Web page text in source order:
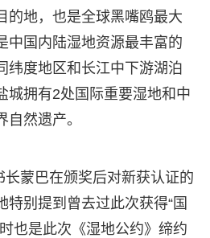
的地，也是全球黑嘴鸥最大
中国内陆湿地资源最丰富的
纬度地区和长江中下游湖泊
城拥有2处国际重要湿地和中
自然遗产。
长蒙巴在颁奖后对新获认证的
特别提到曾去过此次获得“国
也是此次《湿地公约》缔约